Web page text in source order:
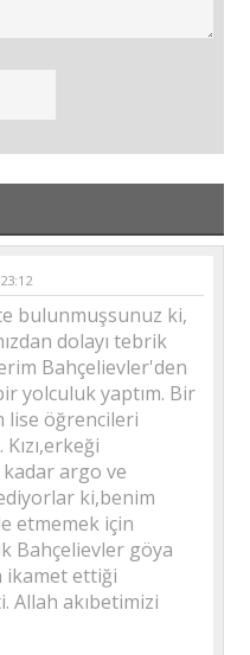
bulunmuşsunuz ki,
dolayı tebrik
Bahçelievler'den
yolculuk yaptım. Bir
lise öğrencileri
argo ve
ki,benim
etmemek için
Bahçelievler göya
ikamet ettiği
Allah akıbetimizi